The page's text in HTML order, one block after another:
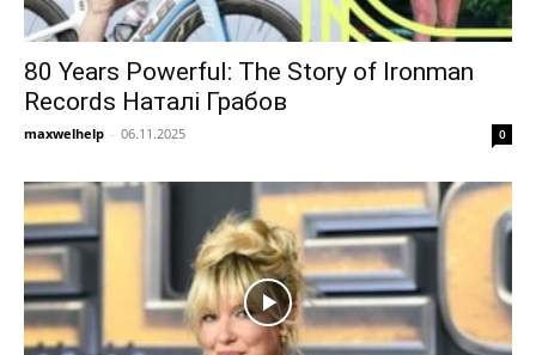
80 Years Powerful: The Story of Ironman
Records Наталі Грабов
maxwelhelp - 06.11.2025 0